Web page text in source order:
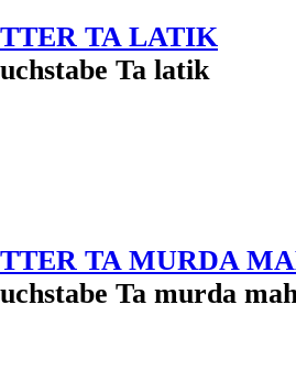
TA LATIK
Ta latik
TA MURDA
Ta murda